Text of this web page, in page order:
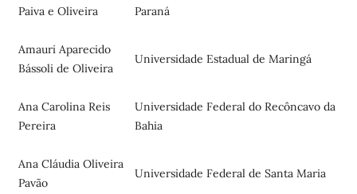
Paiva e Oliveira
Paraná
Amauri Aparecido
Bássoli de Oliveira
Universidade Estadual de Maringá
Ana Carolina Reis
Pereira
Universidade Federal do Recôncavo da
Bahia
Ana Cláudia Oliveira
Pavão
Universidade Federal de Santa Maria